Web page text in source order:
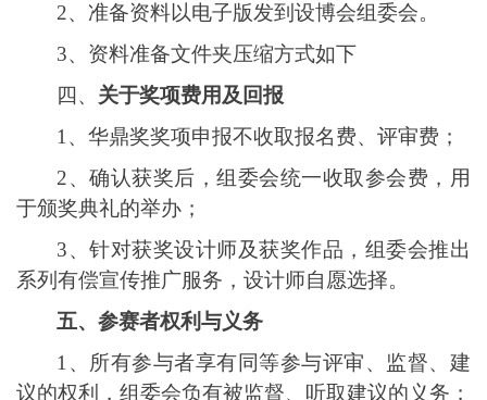
2、 准备资料以电子版发到 设博会组委会。
3、资料准备文件夹压缩方式如下
四、 关于奖项费用及回报
1、 华鼎奖奖项申报不收取报名费、评审费；
2、确认获奖后，组委会统一收取参会费，用
于颁奖典礼的举办；
3、针对获奖设计师及获奖作品，组委会推出
系列有偿宣传推广服务，设计师自愿选择。
五、 参赛者权利与义务
1、 所有参与者享有同等参与评审、监督、建
议的权利，组委会负有被监督、听取建议的义务；